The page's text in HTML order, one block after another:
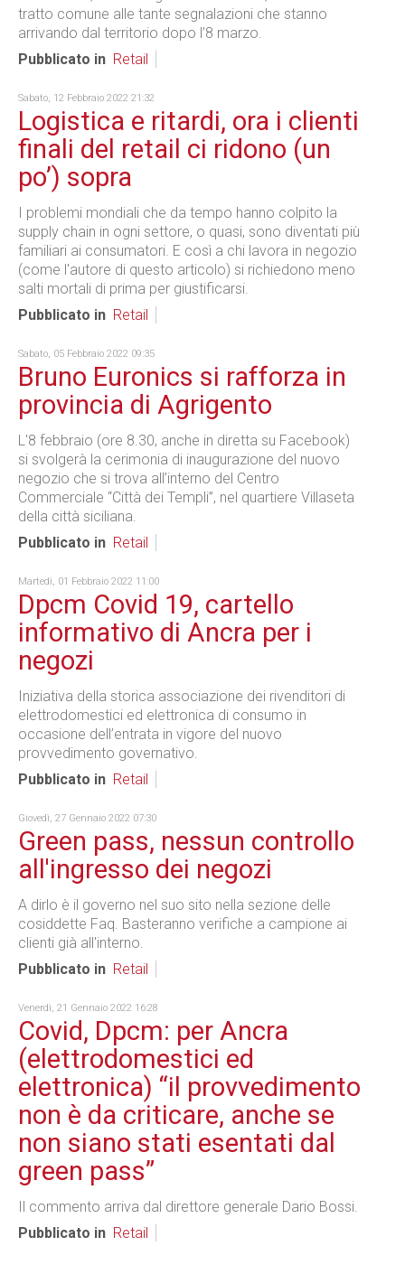
tratto comune alle tante segnalazioni che stanno
arrivando dal territorio dopo l’8 marzo.
Pubblicato in Retail
Sabato, 12 Febbraio 2022 21:32
Logistica e ritardi, ora i clienti
finali del retail ci ridono (un
po’) sopra
I problemi mondiali che da tempo hanno colpito la
supply chain in ogni settore, o quasi, sono diventati più
familiari ai consumatori. E così a chi lavora in negozio
(come l'autore di questo articolo) si richiedono meno
salti mortali di prima per giustificarsi.
Pubblicato in Retail
Sabato, 05 Febbraio 2022 09:35
Bruno Euronics si rafforza in
provincia di Agrigento
L'8 febbraio (ore 8.30, anche in diretta su Facebook)
si svolgerà la cerimonia di inaugurazione del nuovo
negozio che si trova all’interno del Centro
Commerciale “Città dei Templi”, nel quartiere Villaseta
della città siciliana.
Pubblicato in Retail
Martedì, 01 Febbraio 2022 11:00
Dpcm Covid 19, cartello
informativo di Ancra per i
negozi
Iniziativa della storica associazione dei rivenditori di
elettrodomestici ed elettronica di consumo in
occasione dell’entrata in vigore del nuovo
provvedimento governativo.
Pubblicato in Retail
Giovedì, 27 Gennaio 2022 07:30
Green pass, nessun controllo
all'ingresso dei negozi
A dirlo è il governo nel suo sito nella sezione delle
cosiddette Faq. Basteranno verifiche a campione ai
clienti già all'interno.
Pubblicato in Retail
Venerdì, 21 Gennaio 2022 16:28
Covid, Dpcm: per Ancra
(elettrodomestici ed
elettronica) “il provvedimento
non è da criticare, anche se
non siano stati esentati dal
green pass”
Il commento arriva dal direttore generale Dario Bossi.
Pubblicato in Retail